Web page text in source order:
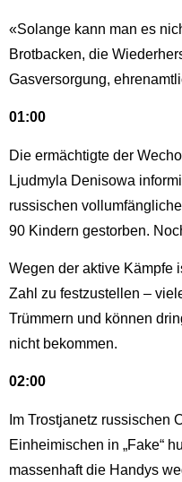
«Solange kann man es
Brotbacken, die
Gasversorgung,
01:00
Die ermächtigte der
Ljudmyla Denisowa
russischen
90 Kindern gestorben.
Wegen der aktive Kämpfe
Zahl zu festzustellen –
Trümmern und können
nicht bekommen.
02:00
Im Trostjanetz russischen
Einheimischen in „Fake“
massenhaft die Handys